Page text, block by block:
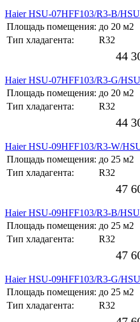
Haier HSU-07HFF103/R3-B/
Площадь помещения: до 20 м2
Тип хладагента:
R32
44
Haier HSU-07HFF103/R3-G/
Площадь помещения: до 20 м2
Тип хладагента:
R32
44
Haier HSU-09HFF103/R3-W/
Площадь помещения: до 25 м2
Тип хладагента:
R32
47
Haier HSU-09HFF103/R3-B/
Площадь помещения: до 25 м2
Тип хладагента:
R32
47
Haier HSU-09HFF103/R3-G/
Площадь помещения: до 25 м2
Тип хладагента:
R32